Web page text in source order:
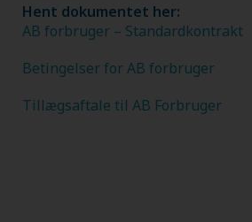
Hent dokumentet her:
AB forbruger – Standardkontrakt
Betingelser for AB forbruger
Tillægsaftale til AB Forbruger